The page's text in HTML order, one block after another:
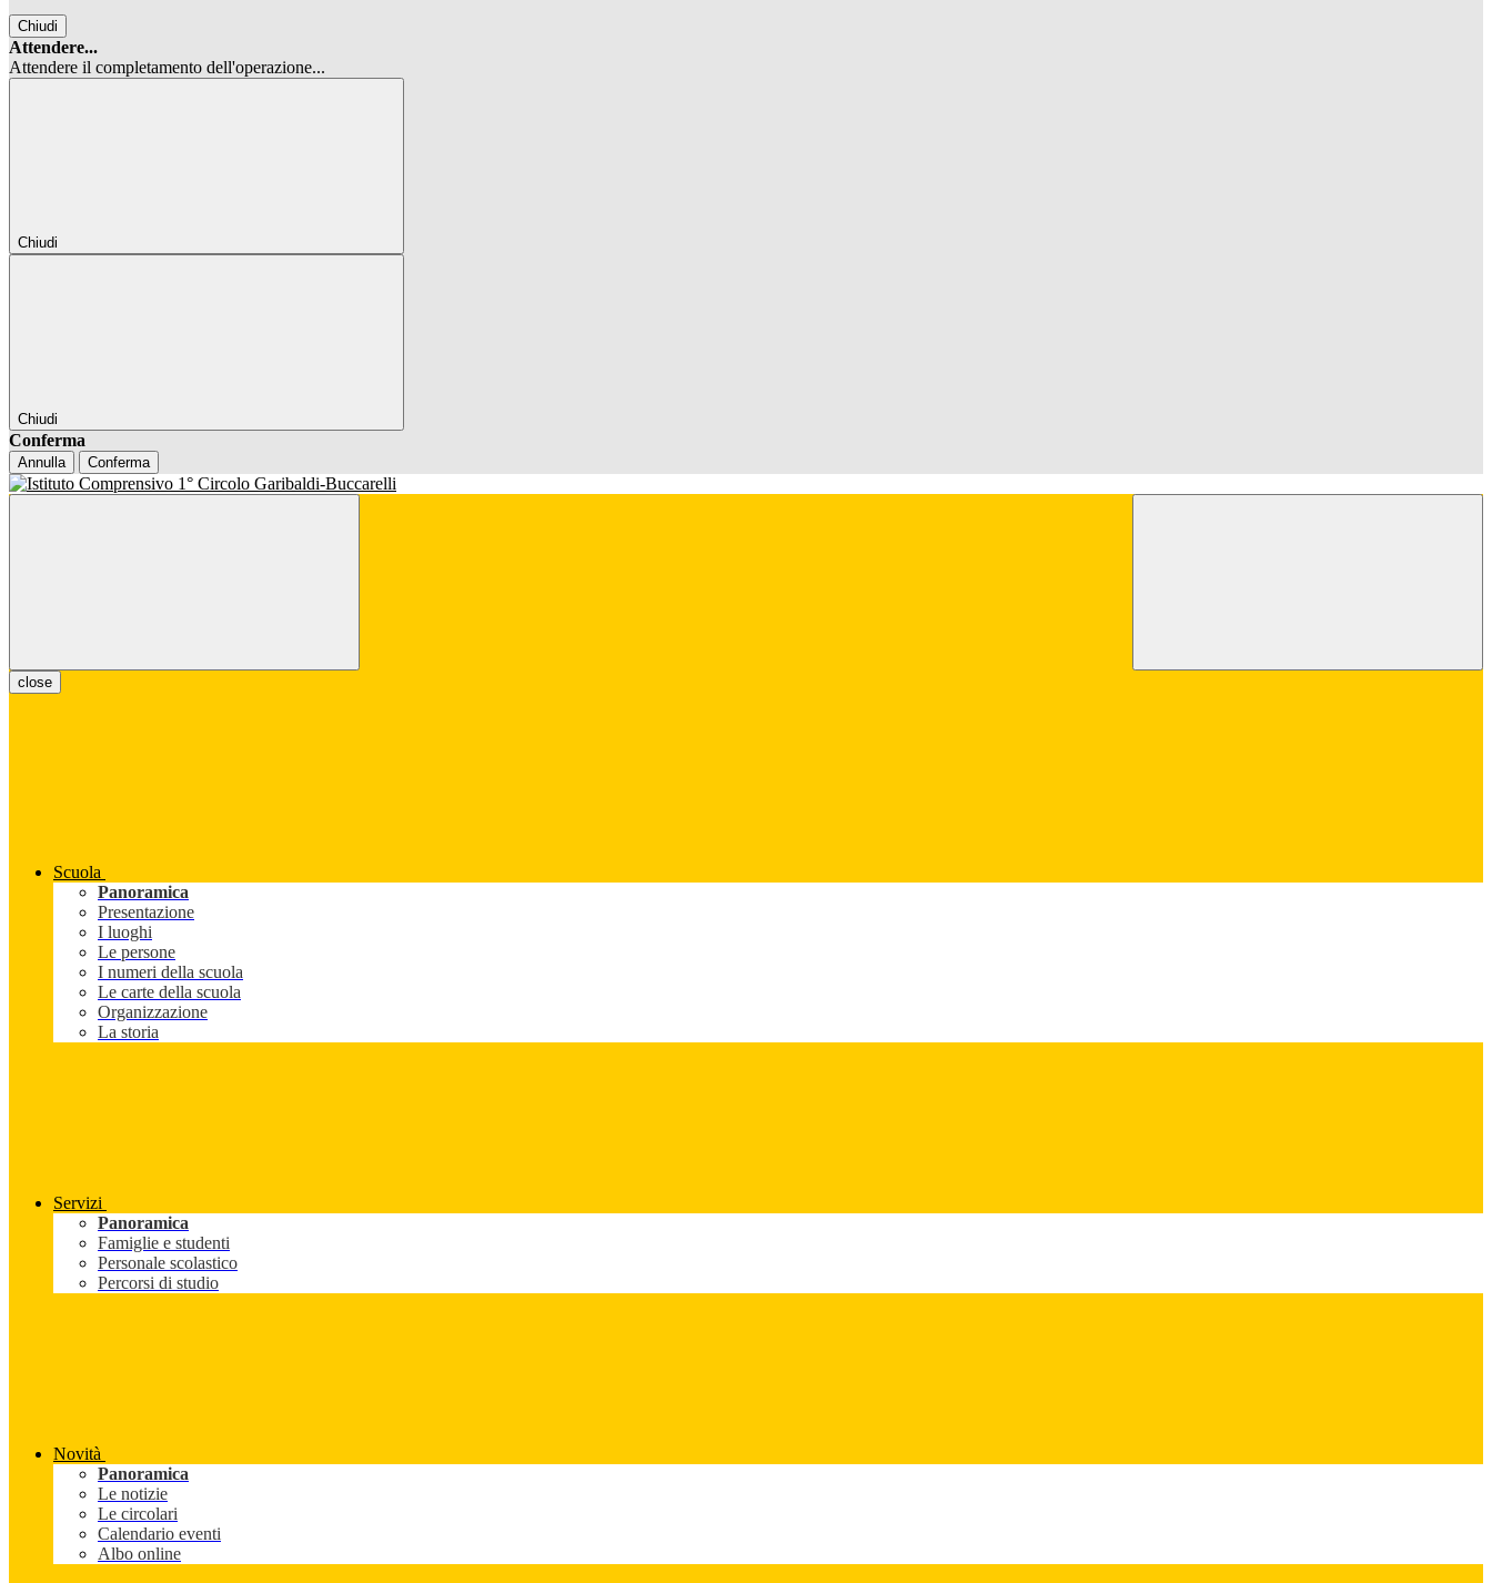
Chiudi
Attendere...
Attendere il completamento dell'operazione...
Chiudi
Chiudi
Conferma
Annulla Conferma
close
Scuola
Panoramica
Presentazione
I luoghi
Le persone
I numeri della scuola
Le carte della scuola
Organizzazione
La storia
Servizi
Panoramica
Famiglie e studenti
Personale scolastico
Percorsi di studio
Novità
Panoramica
Le notizie
Le circolari
Calendario eventi
Albo online